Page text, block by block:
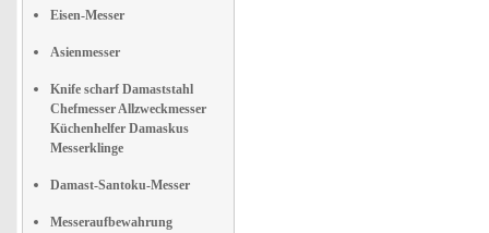
Eisen-Messer
Asienmesser
Knife scharf Damaststahl
Chefmesser Allzweckmesser
Küchenhelfer Damaskus
Messerklinge
Damast-Santoku-Messer
Messeraufbewahrung